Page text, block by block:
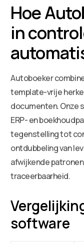
Hoe
in
Autoboeker
template-vrije
documenten. Onze
ERP- en
tegenstelling tot
ontdubbeling van
afwijkende
traceerbaarheid.
software